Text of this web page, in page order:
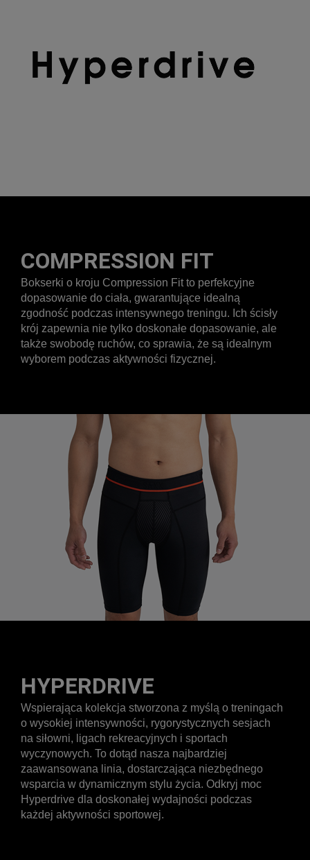
COMPRESSION FIT
Bokserki o kroju Compression Fit to perfekcyjne
dopasowanie do ciała, gwarantujące idealną
zgodność podczas intensywnego treningu. Ich ścisły
krój zapewnia nie tylko doskonałe dopasowanie, ale
także swobodę ruchów, co sprawia, że są idealnym
wyborem podczas aktywności fizycznej.
HYPERDRIVE
Wspierająca kolekcja stworzona z myślą o treningach
o wysokiej intensywności, rygorystycznych sesjach
na siłowni, ligach rekreacyjnych i sportach
wyczynowych. To dotąd nasza najbardziej
zaawansowana linia, dostarczająca niezbędnego
wsparcia w dynamicznym stylu życia. Odkryj moc
Hyperdrive dla doskonałej wydajności podczas
każdej aktywności sportowej.